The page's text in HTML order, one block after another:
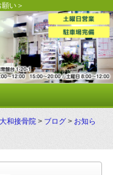
い＞
和接骨院 > ブログ > お知ら